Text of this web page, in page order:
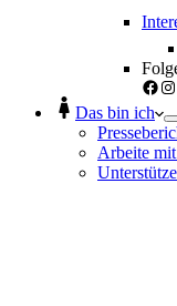
Das bin ich
Arbeite